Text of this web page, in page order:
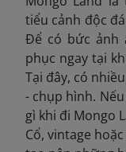
tiểu cảnh độc
Để có bức ảnh
phục ngay tại
Tại đây, có
- chụp hình.
gì khi đi Mongo
Cổ, vintage